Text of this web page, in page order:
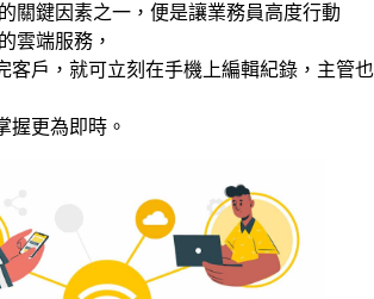
的關鍵因素之一，便是讓業務員高度行動
雲端服務，
客戶，就可立刻在手機上編輯紀錄，主管也
握更為即時。